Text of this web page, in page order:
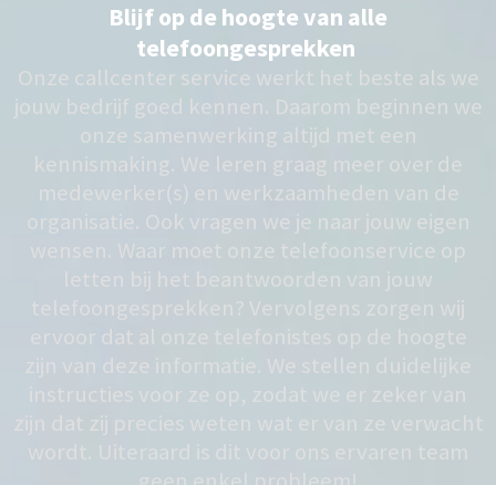
Blijf op de hoogte van alle
telefoongesprekken
Onze callcenter service werkt het beste als we
jouw bedrijf goed kennen. Daarom beginnen we
onze samenwerking altijd met een
kennismaking. We leren graag meer over de
medewerker(s) en werkzaamheden van de
organisatie. Ook vragen we je naar jouw eigen
wensen. Waar moet onze telefoonservice op
letten bij het beantwoorden van jouw
telefoongesprekken? Vervolgens zorgen wij
ervoor dat al onze telefonistes op de hoogte
zijn van deze informatie. We stellen duidelijke
instructies voor ze op, zodat we er zeker van
zijn dat zij precies weten wat er van ze verwacht
wordt. Uiteraard is dit voor ons ervaren team